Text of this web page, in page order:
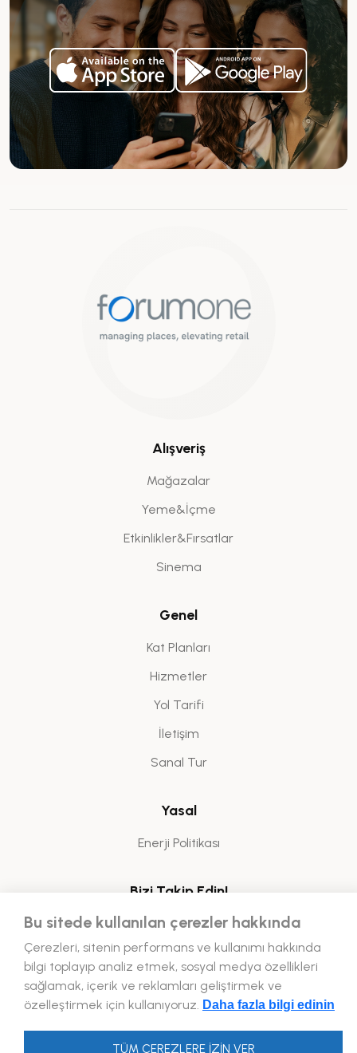
Bu sitede kullanılan çerezler hakkında
Çerezleri, sitenin performans ve kullanımı hakkında
bilgi toplayıp analiz etmek, sosyal medya özellikleri
sağlamak, içerik ve reklamları geliştirmek ve
özelleştirmek için kullanıyoruz. Daha fazla bilgi edinin
TÜM ÇEREZLERE İZİN VER
Alışveriş
Mağazalar
Yeme&İçme
Etkinlikler&Fırsatlar
Sinema
Genel
Kat Planları
Hizmetler
Yol Tarifi
İletişim
Sanal Tur
Yasal
Enerji Politikası
Bizi Takip Edin!
2026 © Forum Aydın. TÜM HAKLARI SAKLIDIR.